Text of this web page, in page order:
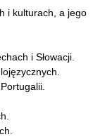
i kulturach, a jego
i Słowacji.